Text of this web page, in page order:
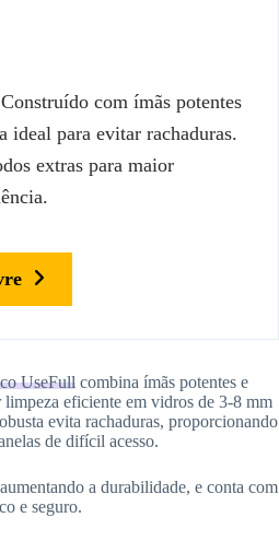
com ímãs potentes
ideal para evitar rachaduras.
extras para maior
UseFull combina ímãs potentes e
limpeza eficiente em vidros de 3-8 mm
evita rachaduras, proporcionando
de difícil acesso.
a durabilidade, e conta com
e seguro.